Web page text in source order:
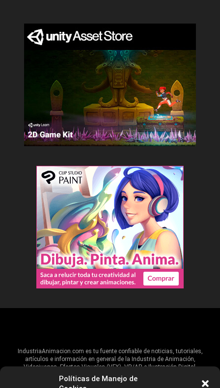
Políticas de Manejo de
IndustriaAnimacion.com es tu fuente confiable de noticias, tutoriales,
artículos e información en general de la Industria de Animación,
Videojuegos, Efectos Visuales (VFX), VR/AR e Ilustración Digital.
Hablamos de estas industrias y su alcance global, pero damos un énfasis